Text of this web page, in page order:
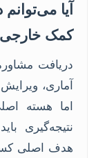
آیا
کمک خارجی
دریافت
آماری،
اما هسته
نتیجه‌گیری
هدف اصلی